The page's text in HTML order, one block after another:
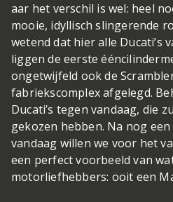
aar het verschil is wel: heel
mooie, idyllisch slingerende
wetend dat hier alle
liggen de eerste
ongetwijfeld ook de
fabriekscomplex afgelegd.
Ducati’s tegen vandaag, die
gekozen hebben. Na nog
vandaag willen we voor het
een perfect voorbeeld van
motorliefhebbers: ooit een